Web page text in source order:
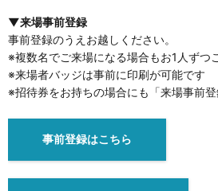
▼来場事前登録
事前登録のうえお越しください。
※複数名でご来場になる場合もお1人ずつ
※来場者バッジは事前に印刷が可能です
※招待券をお持ちの場合にも「来場事前
事前登録はこちら